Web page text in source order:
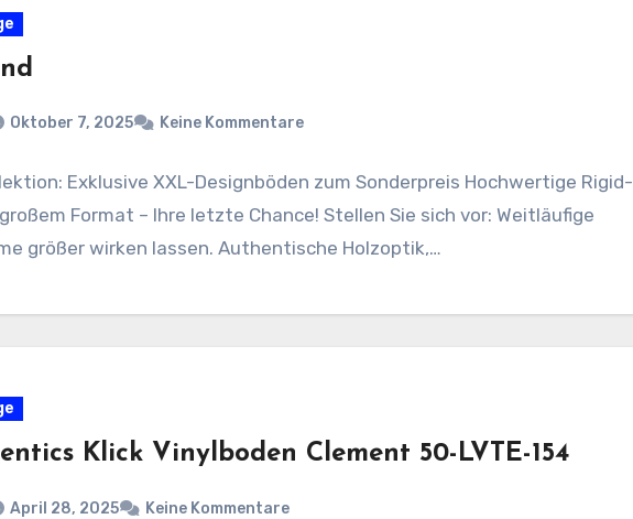
Oktober 7, 2025 Keine Kommentare
Exklusive XXL-Designböden zum Sonderpreis Hochwertige Rigid-
Format – Ihre letzte Chance! Stellen Sie sich vor: Weitläufige
größer wirken lassen. Authentische Holzoptik,…
Klick Vinylboden Clement 50-LVTE-154
April 28, 2025 Keine Kommentare